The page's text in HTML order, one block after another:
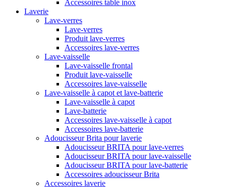
Accessoires table inox
Laverie
Lave-verres
Lave-verres
Produit lave-verres
Accessoires lave-verres
Lave-vaisselle
Lave-vaisselle frontal
Produit lave-vaisselle
Accessoires lave-vaisselle
Lave-vaisselle à capot et lave-batterie
Lave-vaisselle à capot
Lave-batterie
Accessoires lave-vaisselle à capot
Accessoires lave-batterie
Adoucisseur Brita pour laverie
Adoucisseur BRITA pour lave-verres
Adoucisseur BRITA pour lave-vaisselle
Adoucisseur BRITA pour lave-batterie
Accessoires adoucisseur Brita
Accessoires laverie